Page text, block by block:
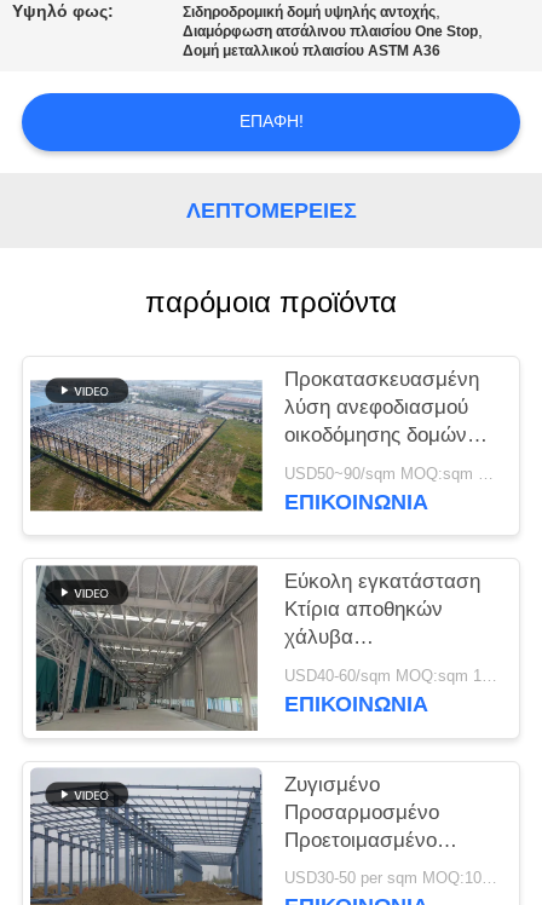
ΈΛΕΓΧΟΣ
ΠΟΙΌΤΗΤΑΣ
ΕΠΙΚΟΙΝΩΝΉΣΤΕ
ΕΙΔΉΣΕΙΣ
ΥΠΟΘΈΣΕΙΣ
SITEMAP
ΠΟΛΙΤΙΚΉ
ΑΠΟΡΡΉΤΟΥ
Υψηλό φως: Σιδηροδρομική δομή υψηλής αντοχής,
Διαμόρφωση ατσάλινου πλαισίου One Stop,
Δομή μεταλλικού πλαισίου ASTM A36
ΕΠΑΦΉ!
ΛΕΠΤΟΜΈΡΕΙΕΣ
παρόμοια προϊόντα
Προκατασκευασμένη
λύση ανεφοδιασμού
οικοδόμησης δομών
χάλυβα για τη
βιομηχανία
USD50~90/sqm MOQ:sqm 1000
ΕΠΙΚΟΙΝΩΝΙΑ
Εύκολη εγκατάσταση
Κτίρια αποθηκών
χάλυβα
Περιβαλλοντικά
φιλικές λύσεις
USD40-60/sqm MOQ:sqm 1000
ΕΠΙΚΟΙΝΩΝΙΑ
Ζυγισμένο
Προσαρμοσμένο
Προετοιμασμένο
Χάλυβα Κτίριο Πλαίσιο
Κτίριο Προμήθειες
USD30-50 per sqm MOQ:1000 τ.μ.